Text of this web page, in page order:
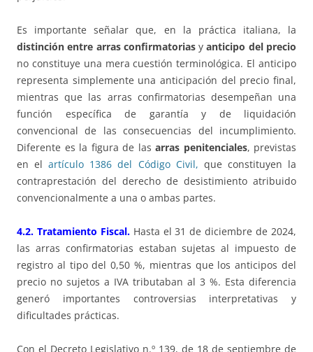
Es importante señalar que, en la práctica italiana, la
distinción entre arras confirmatoriasy anticipo del precio
no constituye una mera cuestión terminológica. El anticipo
representa simplemente una anticipación del precio final,
mientras que las arras confirmatorias desempeñan una
función específica de garantía y de liquidación
convencional de las consecuencias del incumplimiento.
Diferente es la figura de las arras penitenciales, previstas
en elartículo 1386 del Código Civil, que constituyen la
contraprestación del derecho de desistimiento atribuido
convencionalmente a una o ambas partes.
4.2. Tratamiento Fiscal. Hasta el 31 de diciembre de 2024,
las arras confirmatorias estaban sujetas al impuesto de
registro al tipo del 0,50 %, mientras que los anticipos del
precio no sujetos a IVA tributaban al 3 %. Esta diferencia
generó importantes controversias interpretativas y
dificultades prácticas.
Con el Decreto Legislativo n.º 139, de 18 de septiembre de